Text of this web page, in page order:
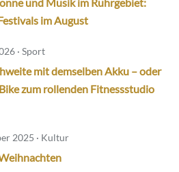
im August
· Sport
mit demselben Akku – oder
zum rollenden Fitnessstudio
2025 · Kultur